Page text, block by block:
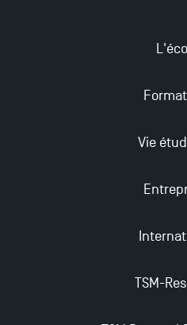
Ouverture des
Vie
TSM-